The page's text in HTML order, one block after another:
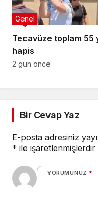
Tecavüze toplam 55
hapis
Genel
2 gün önce
Bir Cevap Yaz
E-posta adresiniz
* ile işaretlenmişlerdir
YORUMUNUZ *